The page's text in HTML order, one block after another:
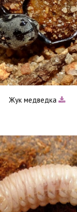
Жук медведка